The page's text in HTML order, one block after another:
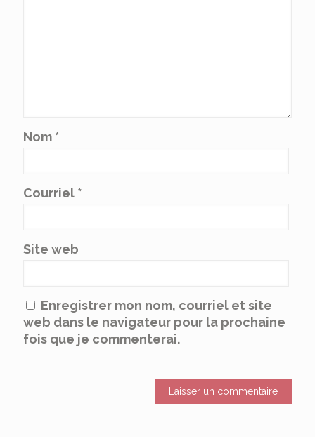
Nom *
Courriel *
Site web
Enregistrer mon nom, courriel et site
web dans le navigateur pour la prochaine
fois que je commenterai.